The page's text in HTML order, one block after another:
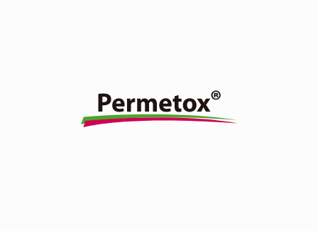
acción de contacto y estomacal con buen efecto
residual.